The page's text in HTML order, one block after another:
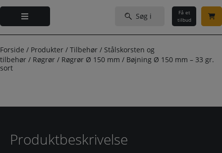
Hop
indholdet
efter:
Få et
tilbud
Forside / Produkter / Tilbehør / Stålskorsten og
tilbehør / Røgrør / Røgrør Ø 150 mm / Bøjning Ø 150 mm – 33 gr.
sort
Produktbeskrivelse